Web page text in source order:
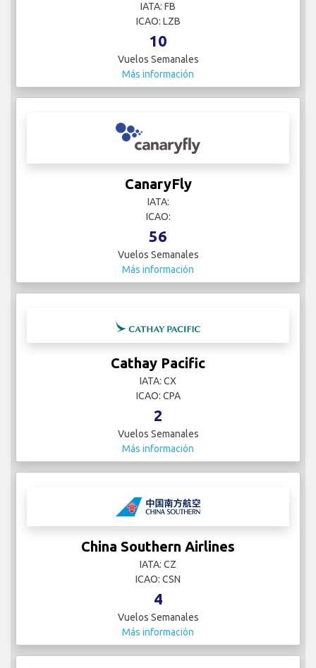
IATA: FB
ICAO: LZB
10
Vuelos Semanales
Más información
CanaryFly
IATA:
ICAO:
56
Vuelos Semanales
Más información
Cathay Pacific
IATA: CX
ICAO: CPA
2
Vuelos Semanales
Más información
China Southern Airlines
IATA: CZ
ICAO: CSN
4
Vuelos Semanales
Más información